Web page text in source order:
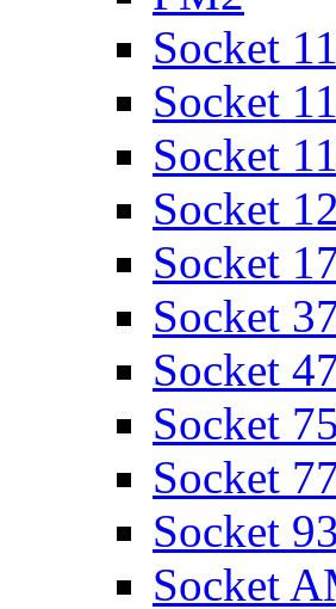
Socket
Socket
Socket
Socket
Socket
Socket
Socket
Socket
Socket
Socket
Socket